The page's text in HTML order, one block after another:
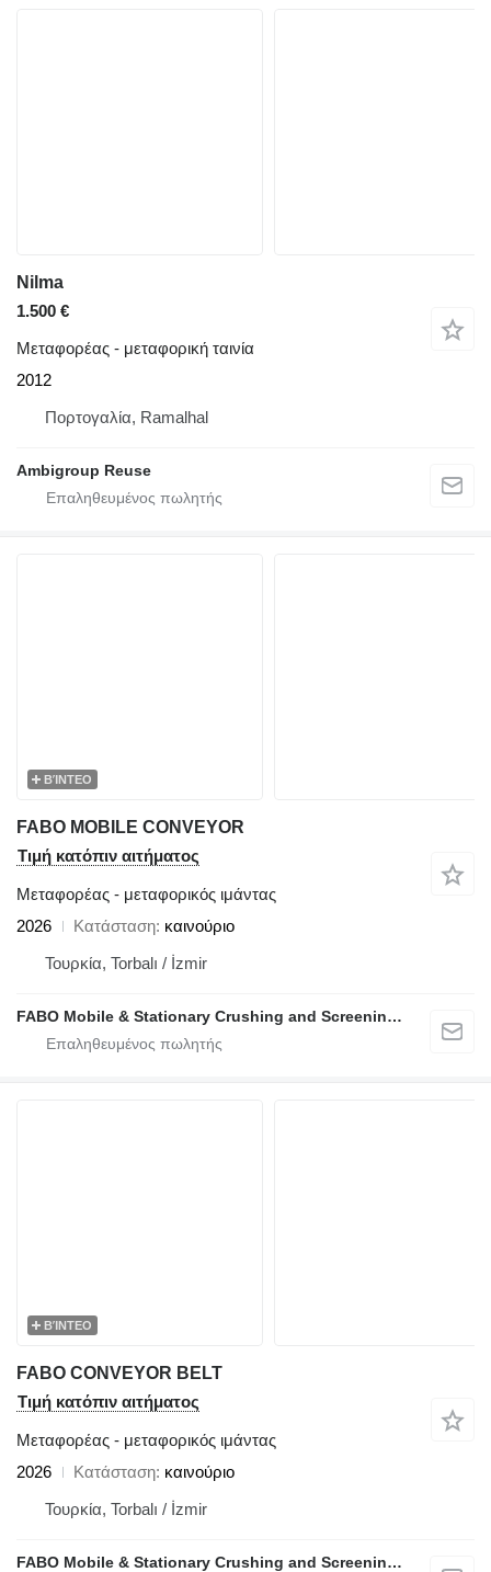
Nilma
1.500 €
Μεταφορέας - μεταφορική ταινία
2012
Πορτογαλία, Ramalhal
Ambigroup Reuse
ΒΊΝΤΕΟ
FABO MOBILE CONVEYOR
Τιμή κατόπιν αιτήματος
Μεταφορέας - μεταφορικός ιμάντας
2026
Κατάσταση καινούριο
Τουρκία, Torbalı / İzmir
FABO Mobile & Stationary Crushing and Screening Plants | Concrete Batching Plants Manufacturer
ΒΊΝΤΕΟ
FABO CONVEYOR BELT
Τιμή κατόπιν αιτήματος
Μεταφορέας - μεταφορικός ιμάντας
2026
Κατάσταση καινούριο
Τουρκία, Torbalı / İzmir
FABO Mobile & Stationary Crushing and Screening Plants | Concrete Batching Plants Manufacturer